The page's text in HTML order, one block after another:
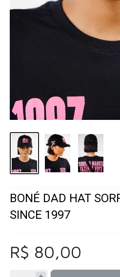
BONÉ DAD HAT
SINCE 1997
R$ 80,00